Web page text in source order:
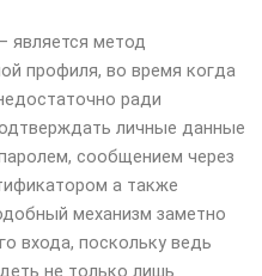
является метод
профиля, во время когда
ради
личные данные
сообщением через
а также
механизм заметно
входа, поскольку ведь
не только лишь